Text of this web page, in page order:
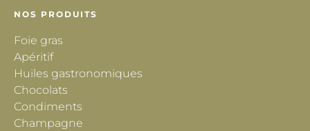
NOS PRODUITS
Foie gras
Apéritif
Huiles gastronomiques
Chocolats
Condiments
Champagne